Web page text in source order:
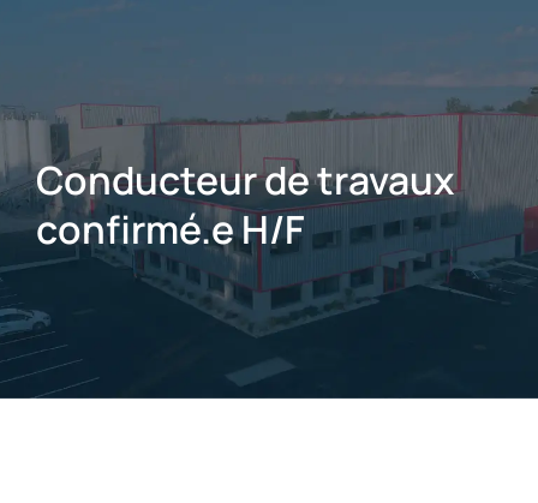
Conducteur de travaux
confirmé.e H/F